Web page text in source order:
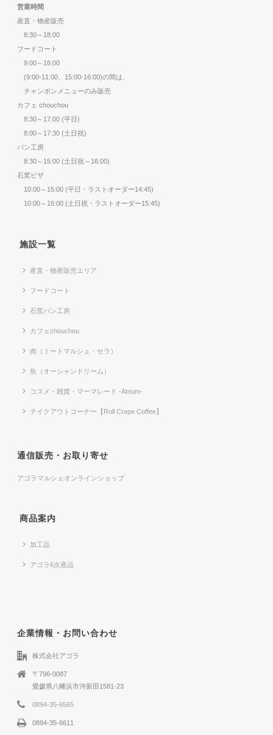
営業時間
産直・物産販売
8:30～18:00
フードコート
9:00～16:00
(9:00-11:00、15:00-16:00)の間は、
チャンポンメニューのみ販売
カフェ chouchou
8:30～17:00 (平日)
8:00～17:30 (土日祝)
パン工房
8:30～15:00 (土日祝～16:00)
石窯ピザ
10:00～15:00 (平日・ラストオーダー14:45)
10:00～16:00 (土日祝・ラストオーダー15:45)
施設一覧
産直・物産販売エリア
フードコート
石窯パン工房
カフェchouchou
肉（ミートマルシェ・セラ）
魚（オーシャンドリーム）
コスメ・雑貨・マーマレード -Atrium-
テイクアウトコーナー【Roll Crepe Coffee】
通信販売・お取り寄せ
アゴラマルシェオンラインショップ
商品案内
加工品
アゴラ6次産品
企業情報・お問い合わせ
株式会社アゴラ
〒796-0087
愛媛県八幡浜市沖新田1581-23
0894-35-6565
0894-35-6611